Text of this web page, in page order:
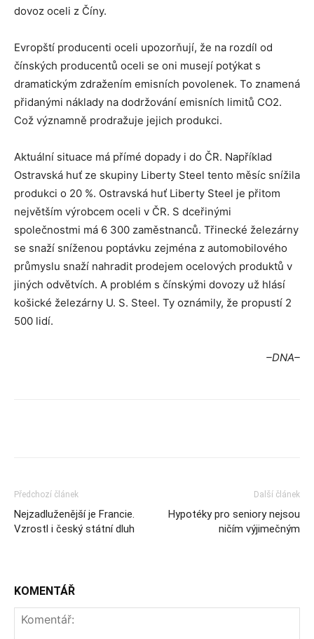
dovoz oceli z Číny.
Evropští producenti oceli upozorňují, že na rozdíl od
čínských producentů oceli se oni musejí potýkat s
dramatickým zdražením emisních povolenek. To znamená
přidanými náklady na dodržování emisních limitů CO2.
Což významně prodražuje jejich produkci.
Aktuální situace má přímé dopady i do ČR. Například
Ostravská huť ze skupiny Liberty Steel tento měsíc snížila
produkci o 20 %. Ostravská huť Liberty Steel je přitom
největším výrobcem oceli v ČR. S dceřinými
společnostmi má 6 300 zaměstnanců. Třinecké železárny
se snaží sníženou poptávku zejména z automobilového
průmyslu snaží nahradit prodejem ocelových produktů v
jiných odvětvích. A problém s čínskými dovozy už hlásí
košické železárny U. S. Steel. Ty oznámily, že propustí 2
500 lidí.
–DNA–
Předchozí článek
Nejzadluženější je Francie.
Vzrostl i český státní dluh
Další článek
Hypotéky pro seniory nejsou
ničím výjimečným
KOMENTÁŘ